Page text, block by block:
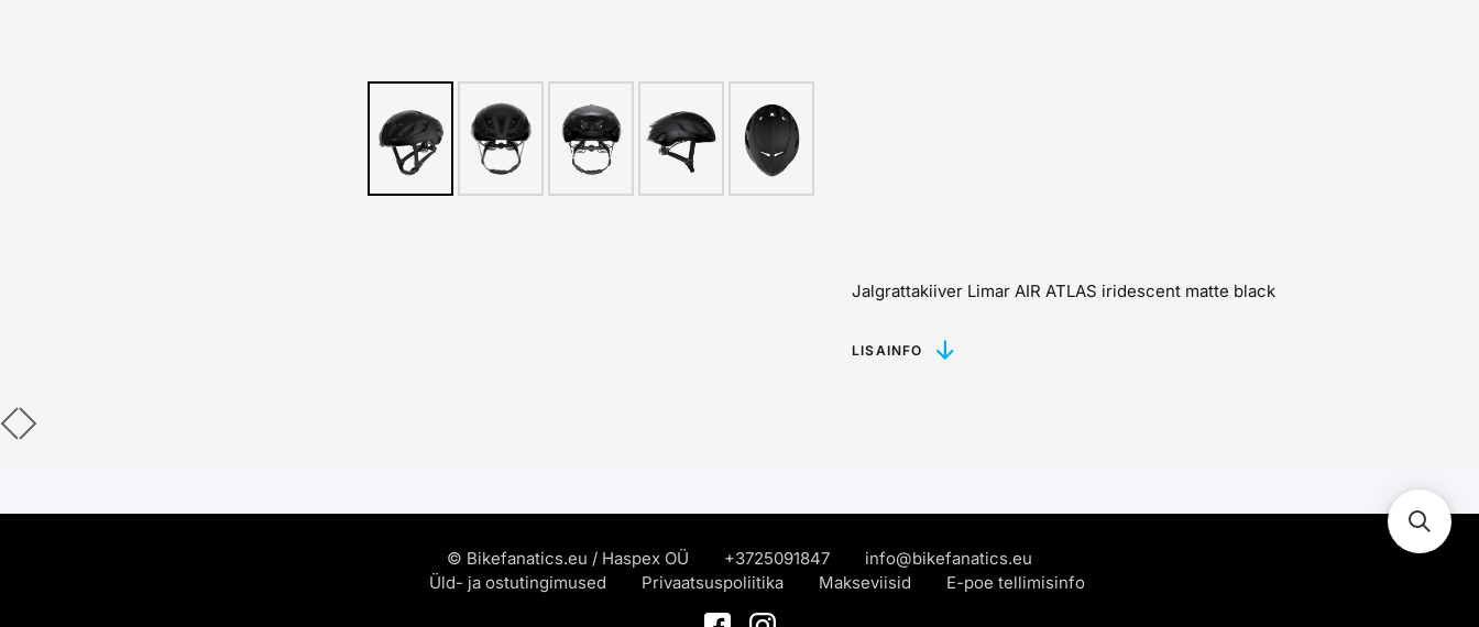
Jalgrattakiiver Limar AIR ATLAS iridescent matte black
LISAINFO
© Bikefanatics.eu / Haspex OÜ +3725091847
info@bikefanatics.eu
Üld- ja ostutingimused
Privaatsuspoliitika Makseviisid E-poe tellimisinfo